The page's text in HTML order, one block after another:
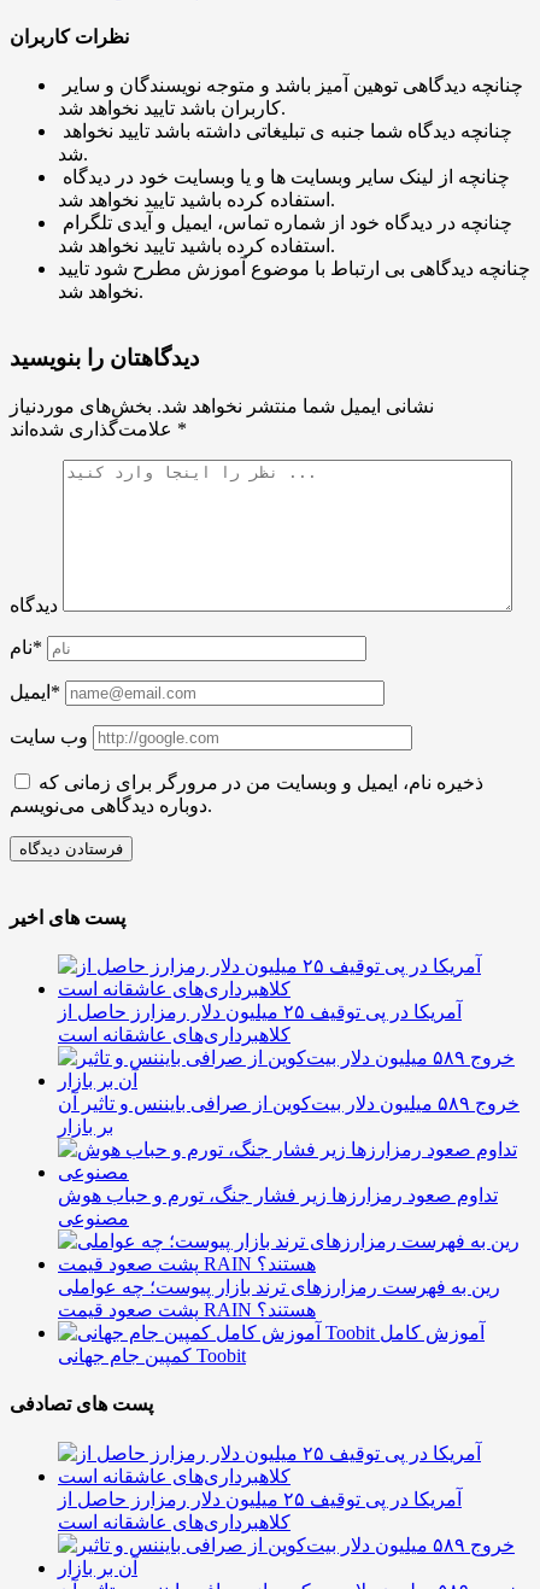
نظرات کاربران
کاربران باشد تایید نخواهد شد.
شد.
استفاده کرده باشید تایید نخواهد شد.
استفاده کرده باشید تایید نخواهد شد.
چنانچه دیدگاهی بی ارتباط با موضوع آموزش مطرح شود تایید
نخواهد شد.
دیدگاهتان را بنویسید
نشانی ایمیل شما منتشر نخواهد شد. بخش‌های موردنیاز
*
دیدگاه
نام*
ایمیل*
وب سایت
ذخیره نام، ایمیل و وبسایت من در مرورگر برای زمانی که
دوباره دیدگاهی می‌نویسم.
پست های اخیر
آمریکا در پی توقیف ۲۵ میلیون دلار رمزارز حاصل از
کلاهبرداری‌های عاشقانه است
خروج ۵۸۹ میلیون دلار بیت‌کوین از صرافی بایننس و تاثیر آن
بر بازار
تداوم صعود رمزارزها زیر فشار جنگ، تورم و حباب هوش
مصنوعی
رین به فهرست رمزارزهای ترند بازار پیوست؛ چه عواملی
پشت صعود قیمت RAIN هستند؟
آموزش کامل
کمپین جام جهانی Toobit
پست های تصادفی
آمریکا در پی توقیف ۲۵ میلیون دلار رمزارز حاصل از
کلاهبرداری‌های عاشقانه است